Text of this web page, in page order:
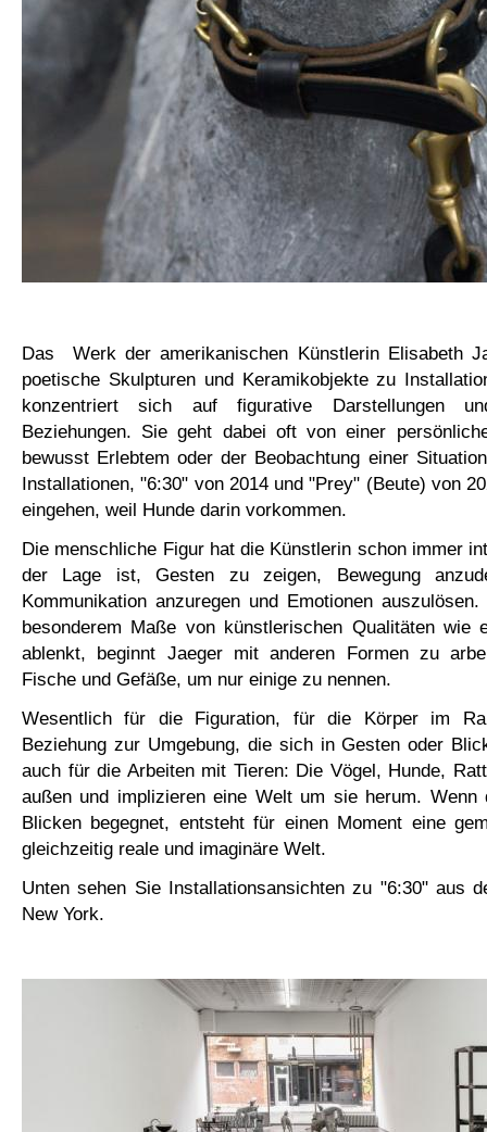
Das Werk der amerikanischen Künstlerin Elisabeth
poetische Skulpturen und Keramikobjekte zu
konzentriert sich auf figurative Darstellungen
Beziehungen. Sie geht dabei oft von einer
bewusst Erlebtem oder der Beobachtung einer
Installationen, "6:30" von 2014 und "Prey" (Beute) von
eingehen, weil Hunde darin vorkommen.
Die menschliche Figur hat die Künstlerin schon immer
der Lage ist, Gesten zu zeigen, Bewegung
Kommunikation anzuregen und Emotionen
besonderem Maße von künstlerischen Qualitäten wie
ablenkt, beginnt Jaeger mit anderen Formen zu
Fische und Gefäße, um nur einige zu nennen.
Wesentlich für die Figuration, für die Körper im
Beziehung zur Umgebung, die sich in Gesten oder
auch für die Arbeiten mit Tieren: Die Vögel, Hunde,
außen und implizieren eine Welt um sie herum. Wenn
Blicken begegnet, entsteht für einen Moment eine
gleichzeitig reale und imaginäre Welt.
Unten sehen Sie Installationsansichten zu "6:30" aus
New York.